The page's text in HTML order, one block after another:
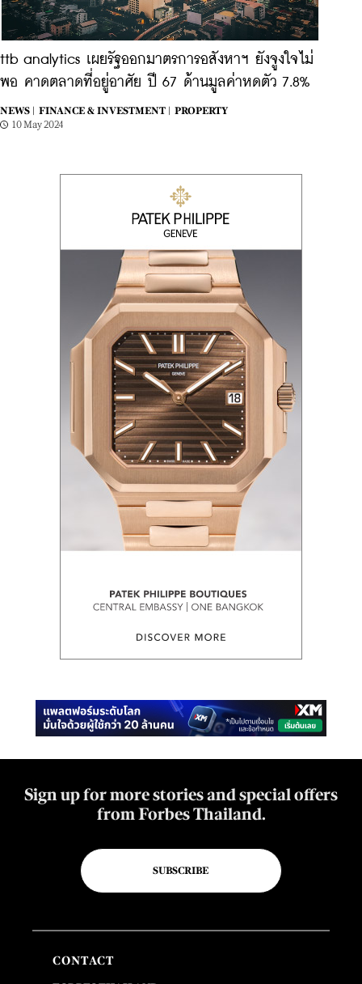
ttb analytics เผยรัฐออกมาตรการอสังหาฯ ยังจูงใจไม่
พอ คาดตลาดที่อยู่อาศัย ปี 67 ด้านมูลค่าหดตัว 7.8%
NEWS | FINANCE & INVESTMENT |
PROPERTY
10 May 2024
Sign up for more stories and special offers
from Forbes Thailand.
SUBSCRIBE
CONTACT